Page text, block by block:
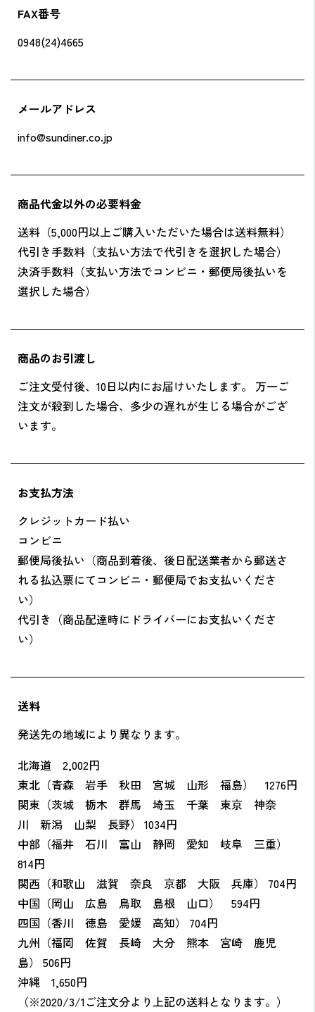
FAX番号
0948(24)4665
メールアドレス
info@sundiner.co.jp
商品代金以外の必要料金
送料（5,000円以上ご購入いただいた場合は送料無料）
代引き手数料（支払い方法で代引きを選択した場合）
決済手数料（支払い方法でコンビニ・郵便局後払いを
選択した場合）
商品のお引渡し
ご注文受付後、10日以内にお届けいたします。 万一ご
注文が殺到した場合、多少の遅れが生じる場合がござ
います。
お支払方法
クレジットカード払い
コンビニ
郵便局後払い（商品到着後、後日配送業者から郵送さ
れる払込票にてコンビニ・郵便局でお支払いくださ
い）
代引き（商品配達時にドライバーにお支払いくださ
い）
送料
発送先の地域により異なります。
北海道 2,002円
東北（青森 岩手 秋田 宮城 山形 福島） 1276円
関東（茨城 栃木 群馬 埼玉 千葉 東京 神奈
川 新潟 山梨 長野） 1034円
中部（福井 石川 富山 静岡 愛知 岐阜 三重）
814円
関西（和歌山 滋賀 奈良 京都 大阪 兵庫） 704円
中国（岡山 広島 鳥取 島根 山口） 594円
四国（香川 徳島 愛媛 高知） 704円
九州（福岡 佐賀 長崎 大分 熊本 宮崎 鹿児
島） 506円
沖縄 1,650円
（※2020/3/1ご注文分より上記の送料となります。）